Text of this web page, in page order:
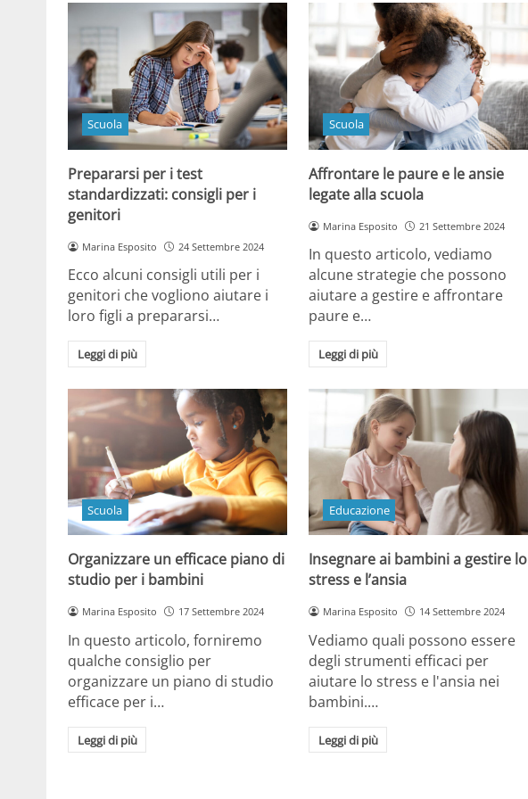
Scuola
Prepararsi per i test
standardizzati: consigli per i
genitori
Marina Esposito 24 Settembre 2024
Ecco alcuni consigli utili per i
genitori che vogliono aiutare i
loro figli a prepararsi…
Leggi di più
Scuola
Affrontare le paure e le ansie
legate alla scuola
Marina Esposito 21 Settembre 2024
In questo articolo, vediamo
alcune strategie che possono
aiutare a gestire e affrontare
paure e…
Leggi di più
Scuola
Organizzare un efficace piano di
studio per i bambini
Marina Esposito 17 Settembre 2024
In questo articolo, forniremo
qualche consiglio per
organizzare un piano di studio
efficace per i…
Leggi di più
Educazione
Insegnare ai bambini a gestire lo
stress e l’ansia
Marina Esposito 14 Settembre 2024
Vediamo quali possono essere
degli strumenti efficaci per
aiutare lo stress e l'ansia nei
bambini.…
Leggi di più